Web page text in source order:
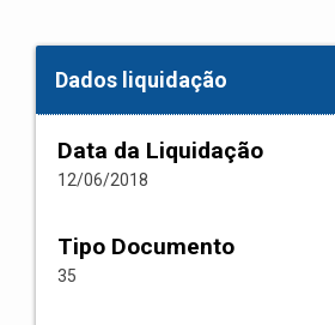
Dados liquidação
Data da Liquidação
12/06/2018
Tipo Documento
35